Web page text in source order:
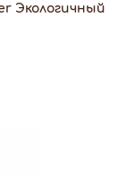
Экологичный